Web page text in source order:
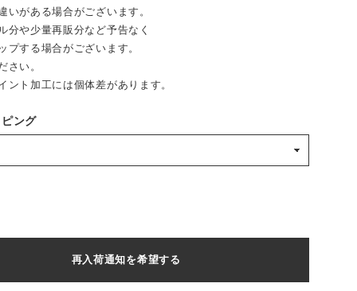
がある場合がございます。
分や少量再販分など予告なく
する場合がございます。
い。
ント加工には個体差があります。
ング
再入荷通知を希望する